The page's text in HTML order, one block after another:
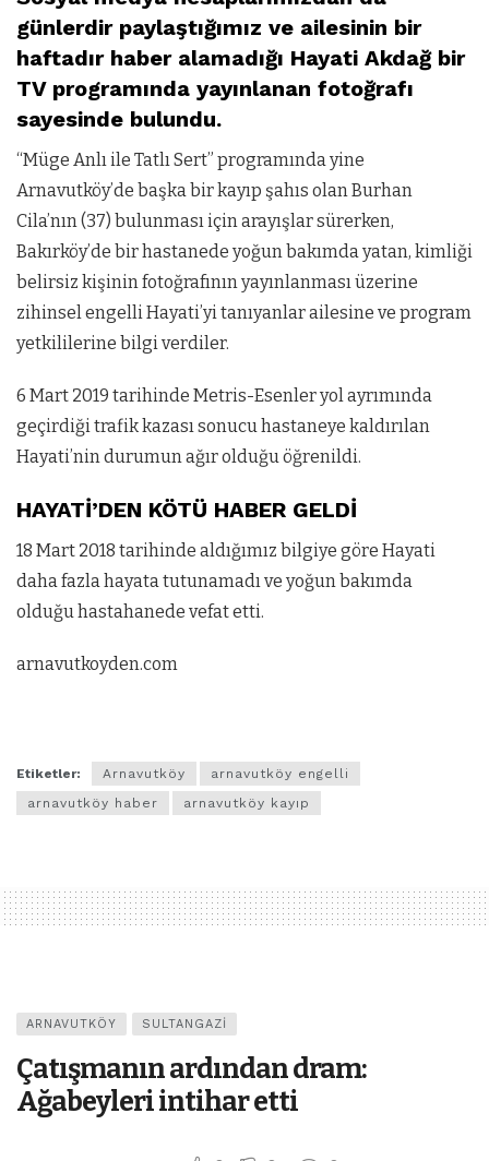
günlerdir paylaştığımız ve ailesinin bir
haftadır haber alamadığı Hayati Akdağ bir
TV programında yayınlanan fotoğrafı
sayesinde bulundu.
“Müge Anlı ile Tatlı Sert” programında yine
Arnavutköy’de başka bir kayıp şahıs olan Burhan
Cila’nın (37) bulunması için arayışlar sürerken,
Bakırköy’de bir hastanede yoğun bakımda yatan, kimliği
belirsiz kişinin fotoğrafının yayınlanması üzerine
zihinsel engelli Hayati’yi tanıyanlar ailesine ve program
yetkililerine bilgi verdiler.
6 Mart 2019 tarihinde Metris-Esenler yol ayrımında
geçirdiği trafik kazası sonucu hastaneye kaldırılan
Hayati’nin durumun ağır olduğu öğrenildi.
HAYATİ’DEN KÖTÜ HABER GELDİ
18 Mart 2018 tarihinde aldığımız bilgiye göre Hayati
daha fazla hayata tutunamadı ve yoğun bakımda
olduğu hastahanede vefat etti.
arnavutkoyden.com
Etiketler: Arnavutköy
arnavutköy engelli
arnavutköy haber
arnavutköy kayıp
ARNAVUTKÖY SULTANGAZI
Çatışmanın ardından dram:
Ağabeyleri intihar etti